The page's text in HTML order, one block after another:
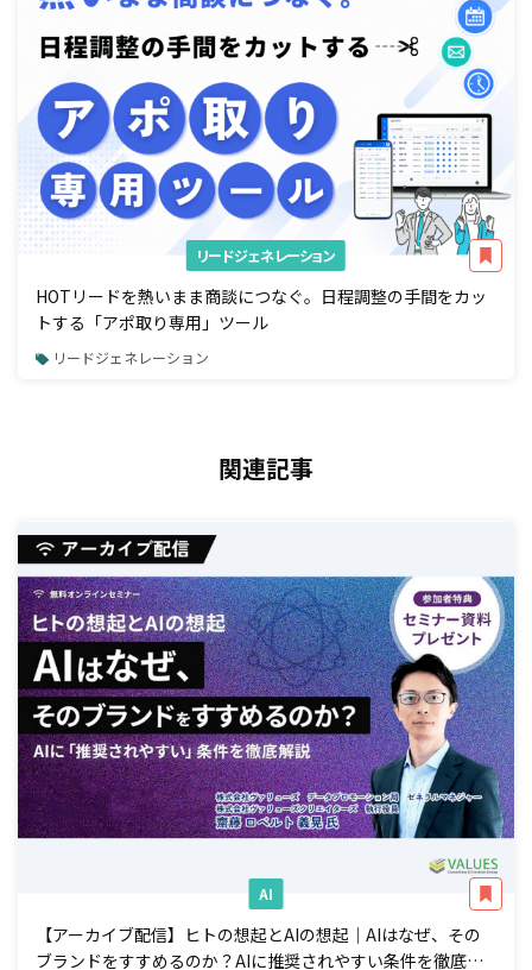
リードジェネレーション
HOTリードを熱いまま商談につなぐ。日程調整の手間をカッ
トする「アポ取り専用」ツール
リードジェネレーション
関連記事
AI
【アーカイブ配信】ヒトの想起とAIの想起｜AIはなぜ、その
ブランドをすすめるのか？AIに推奨されやすい条件を徹底解